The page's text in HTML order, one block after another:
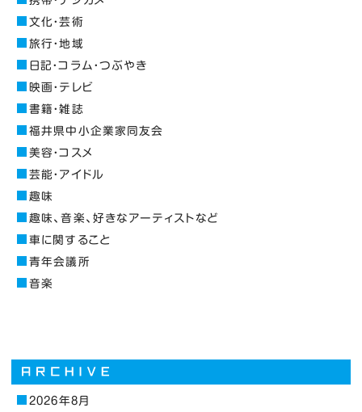
文化・芸術
旅行・地域
日記・コラム・つぶやき
映画・テレビ
書籍・雑誌
福井県中小企業家同友会
美容・コスメ
芸能・アイドル
趣味
趣味、音楽、好きなアーティストなど
車に関すること
青年会議所
音楽
2026年8月